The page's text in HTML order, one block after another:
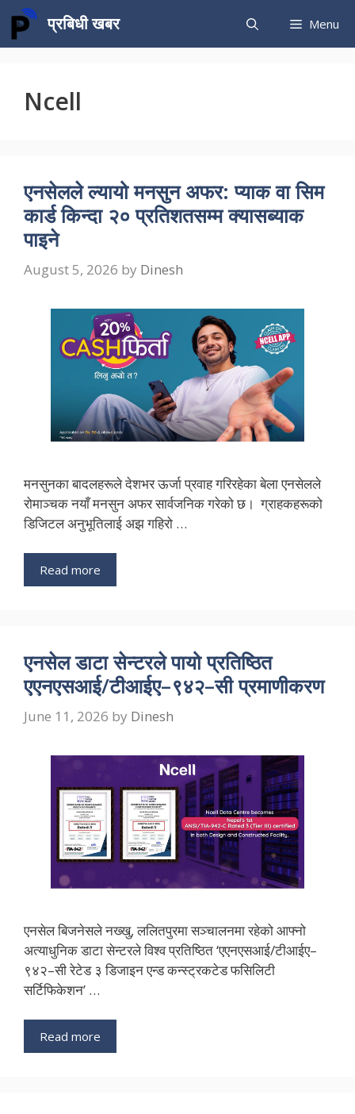
Skip
content
प्रबिधी खबर Menu
Ncell
एनसेलले ल्यायो मनसुन अफर: प्याक वा सिम
कार्ड किन्दा २० प्रतिशतसम्म क्यासब्याक
पाइने
August 5, 2026 by Dinesh
मनसुनका बादलहरूले देशभर ऊर्जा प्रवाह गरिरहेका बेला एनसेलले
रोमाञ्चक नयाँ मनसुन अफर सार्वजनिक गरेको छ। ग्राहकहरूको
डिजिटल अनुभूतिलाई अझ गहिरो …
Read more
एनसेल डाटा सेन्टरले पायो प्रतिष्ठित
एएनएसआई/टीआईए–९४२–सी प्रमाणीकरण
June 11, 2026 by Dinesh
एनसेल बिजनेसले नख्खु, ललितपुरमा सञ्चालनमा रहेको आफ्नो
अत्याधुनिक डाटा सेन्टरले विश्व प्रतिष्ठित ‘एएनएसआई/टीआईए–
९४२–सी रेटेड ३ डिजाइन एन्ड कन्स्ट्रकटेड फसिलिटी
सर्टिफिकेशन’ …
Read more